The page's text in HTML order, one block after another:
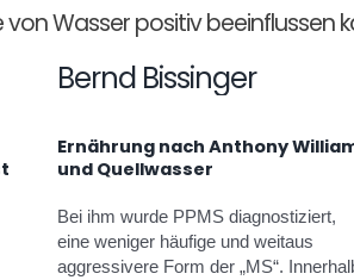
Wasser positiv beeinflussen
Bernd Bissinger
Ernährung nach Anthony
und Quellwasser
Bei ihm wurde PPMS diagnostiziert,
eine weniger häufige und weitaus
aggressivere Form der „MS“.